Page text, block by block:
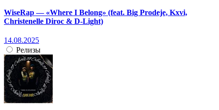
WiseRap — «Where I Belong» (feat. Big Prodeje, Kxvi,
Christenelle Diroc & D-Light)
14.08.2025
Релизы